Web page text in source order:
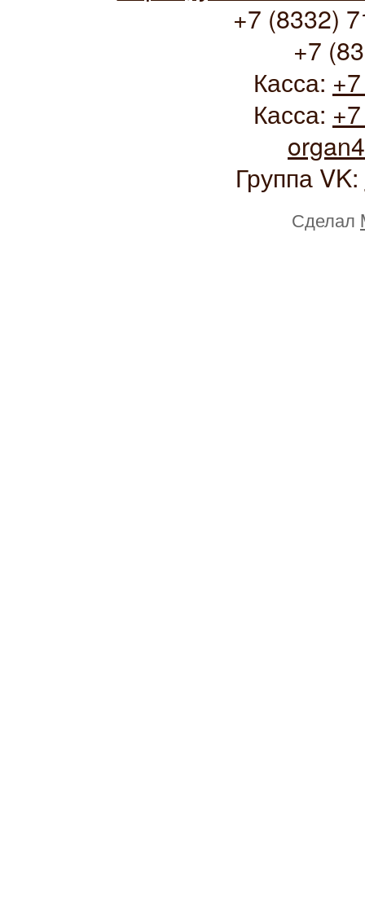
+7 (8332)
+7
Касса:
Касса:
Группа VK:
Сделал